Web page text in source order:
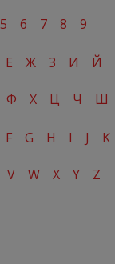
5 6 7 8 9
Е Ж З И Й
Ф Х Ц Ч Ш
F G H I J K
V W X Y Z